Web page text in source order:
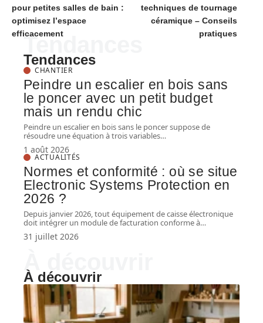
pour petites salles de bain :
optimisez l’espace
efficacement
techniques de tournage
céramique – Conseils
pratiques
Tendances
Tendances
CHANTIER
Peindre un escalier en bois sans
le poncer avec un petit budget
mais un rendu chic
Peindre un escalier en bois sans le poncer suppose de
résoudre une équation à trois variables…
1 août 2026
ACTUALITÉS
Normes et conformité : où se situe
Electronic Systems Protection en
2026 ?
Depuis janvier 2026, tout équipement de caisse électronique
doit intégrer un module de facturation conforme à…
31 juillet 2026
À découvrir